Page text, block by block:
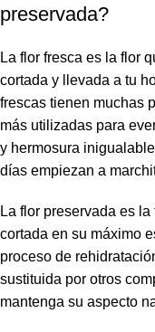
preservada?
La flor fresca es la flor
cortada y llevada a tu
frescas tienen muchas
más utilizadas para
y hermosura
días empiezan a
La flor preservada es
cortada en su máximo
proceso de
sustituida por otros
mantenga su aspecto